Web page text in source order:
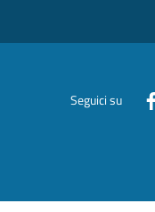
Seguici su